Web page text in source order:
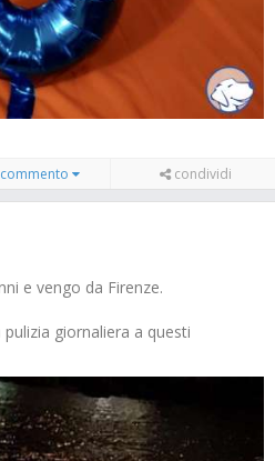
condividi
e vengo da Firenze.
giornaliera a questi